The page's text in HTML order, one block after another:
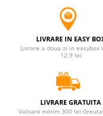
Instrumente muzicale
Gaming, Carti &
Costume Halloween
Costume spiderman
ACCESORII & DIVERSE
Accesorii decorative
LIVRARE IN EASY
Livrare a doua zi in easybox
12.9 lei
LIVRARE GRATUITA
Valoare minim 300